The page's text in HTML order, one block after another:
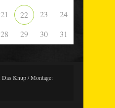
21 22 23
24
28 29 30 31
Das Knup / Montage: